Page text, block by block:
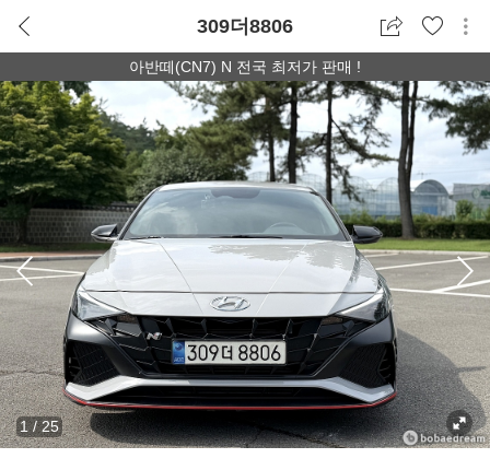
309더8806
아반떼(CN7) N 전국 최저가 판매 !
1/25